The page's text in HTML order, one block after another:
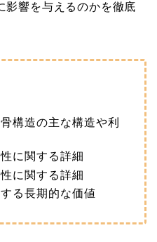
影響を与えるのかを徹底
構造の主な構造や利
に関する詳細
に関する詳細
る長期的な価値